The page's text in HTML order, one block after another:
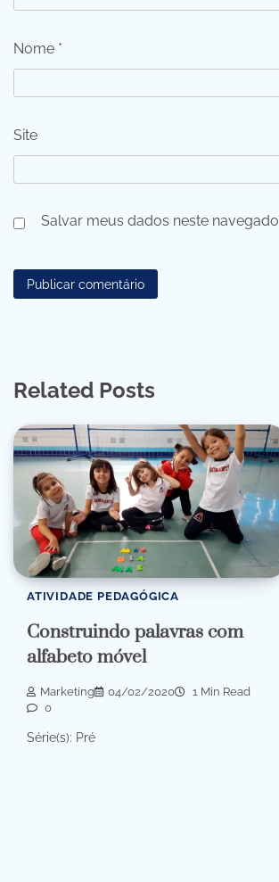
Nome *
Site
Salvar meus dados neste
Related Posts
ATIVIDADE PEDAGÓGICA
Construindo palavras com
alfabeto móvel
Marketing 04/02/2020
1 Min Read
0
Série(s): Pré